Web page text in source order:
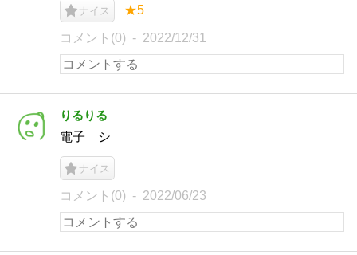
ナイス ★5
コメント(0) 2022/12/31
りるりる
電子 シ
ナイス
コメント(0) 2022/06/23